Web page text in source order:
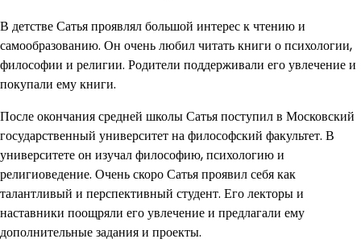
В детстве Сатья проявлял большой интерес к чтению и
самообразованию. Он очень любил читать книги о психологии,
философии и религии. Родители поддерживали его увлечение и
покупали ему книги.
После окончания средней школы Сатья поступил в Московский
государственный университет на философский факультет. В
университете он изучал философию, психологию и
религиоведение. Очень скоро Сатья проявил себя как
талантливый и перспективный студент. Его лекторы и
наставники поощряли его увлечение и предлагали ему
дополнительные задания и проекты.